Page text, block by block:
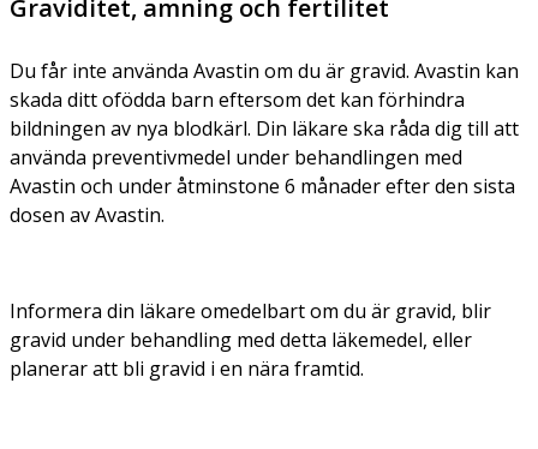
Graviditet, amning och fertilitet
Du får inte använda Avastin om du är gravid. Avastin kan
skada ditt ofödda barn eftersom det kan förhindra
bildningen av nya blodkärl. Din läkare ska råda dig till att
använda preventivmedel under behandlingen med
Avastin och under åtminstone 6 månader efter den sista
dosen av Avastin.
Informera din läkare omedelbart om du är gravid, blir
gravid under behandling med detta läkemedel, eller
planerar att bli gravid i en nära framtid.